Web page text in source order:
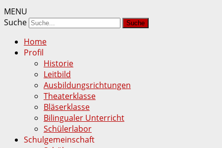
MENU
Suche
Home
Profil
Historie
Leitbild
Ausbildungsrichtungen
Theaterklasse
Bläserklasse
Bilingualer Unterricht
Schülerlabor
Schulgemeinschaft